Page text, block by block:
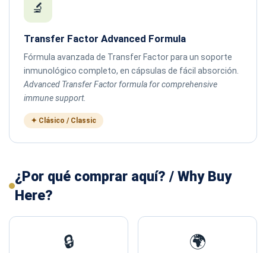
🔬
Transfer Factor Advanced Formula
Fórmula avanzada de Transfer Factor para un soporte
inmunológico completo, en cápsulas de fácil absorción.
Advanced Transfer Factor formula for comprehensive
immune support.
✦ Clásico / Classic
¿Por qué comprar aquí? / Why Buy
Here?
🔒 🌍